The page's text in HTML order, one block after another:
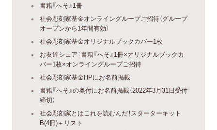
書籍『へそ』1冊
社会彫刻家基金オンライングループご招待（グループ
オープンから1年間有効）
社会彫刻家基金オリジナルブックカバー1枚
お友達シェア：書籍『へそ』1冊×オリジナルブックカ
バー1枚×オンライングループご招待
社会彫刻家基金HPにお名前掲載
書籍『へそ』の奥付にお名前掲載（2022年3月31日受付
締切）
社会彫刻家とはこれを読むんだ！スターターキット
B(4冊)＋リスト